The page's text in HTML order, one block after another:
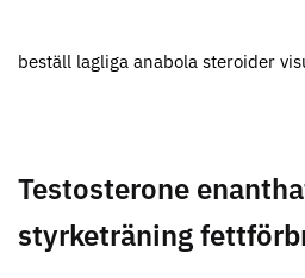
beställ lagliga anabola steroider
Testosterone
styrketräning